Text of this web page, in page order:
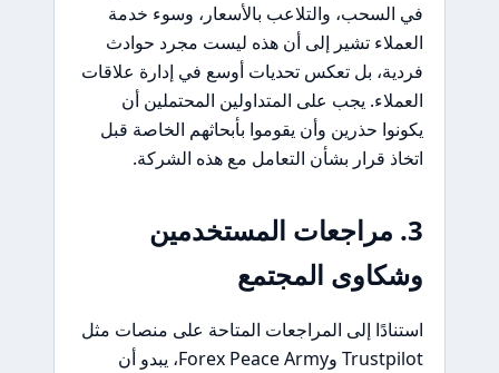
في السحب، والتلاعب بالأسعار، وسوء خدمة
العملاء تشير إلى أن هذه ليست مجرد حوادث
فردية، بل تعكس تحديات أوسع في إدارة علاقات
العملاء. يجب على المتداولين المحتملين أن
يكونوا حذرين وأن يقوموا بأبحاثهم الخاصة قبل
اتخاذ قرار بشأن التعامل مع هذه الشركة.
3. مراجعات المستخدمين
وشكاوى المجتمع
استنادًا إلى المراجعات المتاحة على منصات مثل
Trustpilot وForex Peace Army، يبدو أن